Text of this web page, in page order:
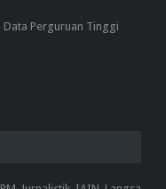
Data Perguruan Tinggi